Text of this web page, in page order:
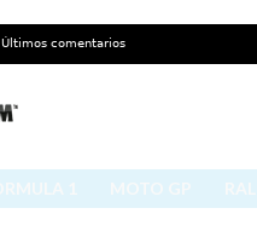
Últimos comentarios